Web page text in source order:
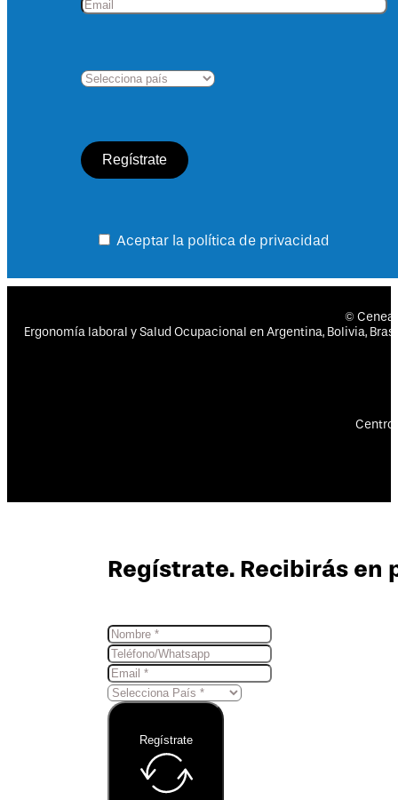
Aceptar la política de privacidad
©
Ergonomía laboral y Salud Ocupacional en Argentina, Bolivia,
Centro
Regístrate. Recibirás en
Regístrate